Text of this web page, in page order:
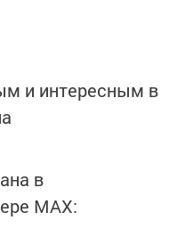
и интересным в
в
MАХ: